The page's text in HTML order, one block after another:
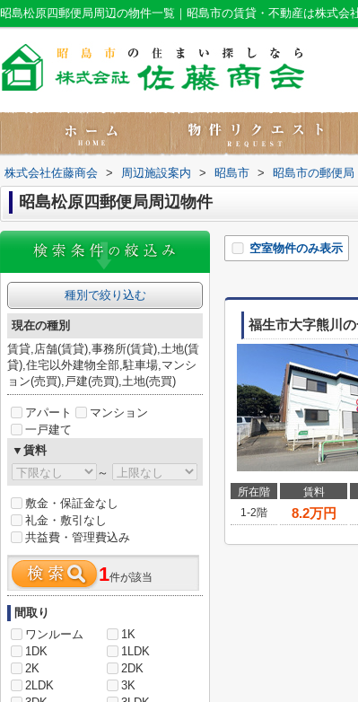
昭島松原四郵便局周辺の物件一覧｜昭島市の賃貸・不動産は株式会
株式会社佐藤商会 > 周辺施設案内 > 昭島市 > 昭島市の郵便局
昭島松原四郵便局周辺物件
空室物件のみ表示
福生市大字熊川
所在階 賃料
1-2階
8.2万円
種別で絞り込む
現在の種別
賃貸,店舗(賃貸),事務所(賃貸),土地(賃
貸),住宅以外建物全部,駐車場,マンシ
ョン(売買),戸建(売買),土地(売買)
アパート
マンション
一戸建て
▼賃料
～
敷金・保証金なし
礼金・敷引なし
共益費・管理費込み
1件が該当
間取り
ワンルーム
1K
1DK
1LDK
2K
2DK
2LDK
3K